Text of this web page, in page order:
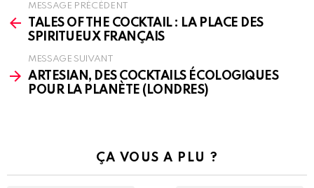
more
MESSAGE PRÉCÉDENT
TALES OF THE COCKTAIL : LA PLACE DES
SPIRITUEUX FRANÇAIS
MESSAGE SUIVANT
ARTESIAN, DES COCKTAILS ÉCOLOGIQUES
POUR LA PLANÈTE (LONDRES)
ÇA VOUS A PLU ?